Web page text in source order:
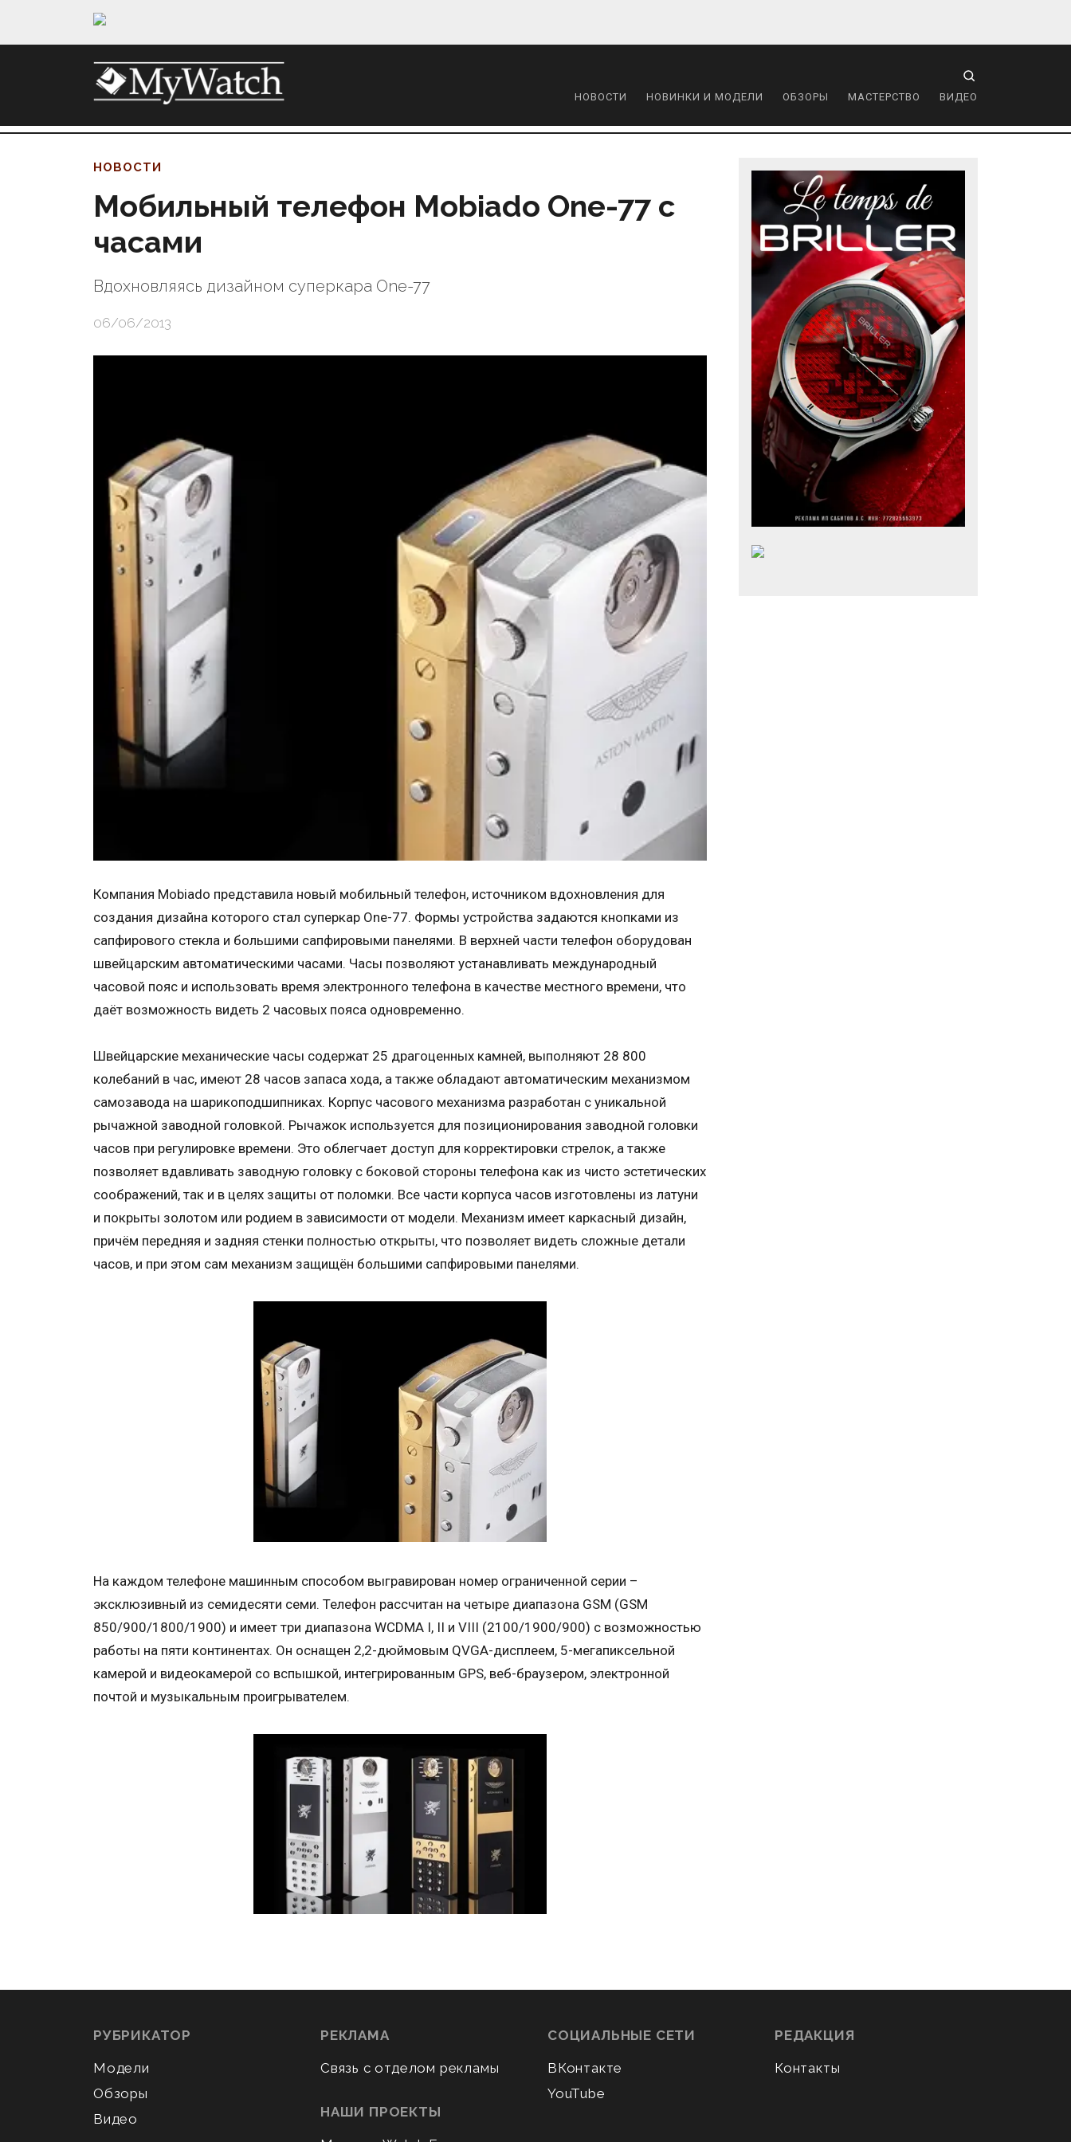
НОВОСТИ НОВИНКИ И МОДЕЛИ ОБЗОРЫ МАСТЕРСТВО ВИДЕО
НОВОСТИ
Мобильный телефон Mobiado One-77 с
часами
Вдохновляясь дизайном суперкара One-77
06/06/2013
Компания Mobiado представила новый мобильный телефон, источником вдохновления для
создания дизайна которого стал суперкар One-77. Формы устройства задаются кнопками из
сапфирового стекла и большими сапфировыми панелями. В верхней части телефон оборудован
швейцарским автоматическими часами. Часы позволяют устанавливать международный
часовой пояс и использовать время электронного телефона в качестве местного времени, что
даёт возможность видеть 2 часовых пояса одновременно.
Швейцарские механические часы содержат 25 драгоценных камней, выполняют 28 800
колебаний в час, имеют 28 часов запаса хода, а также обладают автоматическим механизмом
самозавода на шарикоподшипниках. Корпус часового механизма разработан с уникальной
рычажной заводной головкой. Рычажок используется для позиционирования заводной головки
часов при регулировке времени. Это облегчает доступ для корректировки стрелок, а также
позволяет вдавливать заводную головку с боковой стороны телефона как из чисто эстетических
соображений, так и в целях защиты от поломки. Все части корпуса часов изготовлены из латуни
и покрыты золотом или родием в зависимости от модели. Механизм имеет каркасный дизайн,
причём передняя и задняя стенки полностью открыты, что позволяет видеть сложные детали
часов, и при этом сам механизм защищён большими сапфировыми панелями.
На каждом телефоне машинным способом выгравирован номер ограниченной серии –
эксклюзивный из семидесяти семи. Телефон рассчитан на четыре диапазона GSM (GSM
850/900/1800/1900) и имеет три диапазона WCDMA I, II и VIII (2100/1900/900) с возможностью
работы на пяти континентах. Он оснащен 2,2-дюймовым QVGA-дисплеем, 5-мегапиксельной
камерой и видеокамерой со вспышкой, интегрированным GPS, веб-браузером, электронной
почтой и музыкальным проигрывателем.
РУБРИКАТОР
Модели
Обзоры
Видео
РЕКЛАМА
Связь с отделом рекламы
НАШИ ПРОЕКТЫ
СОЦИАЛЬНЫЕ СЕТИ
ВКонтакте
YouTube
РЕДАКЦИЯ
Контакты